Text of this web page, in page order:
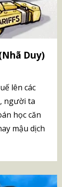
Duy)
lên các
người ta
học căn
mậu dịch